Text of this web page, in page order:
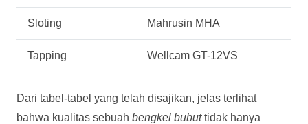
Sloting Mahrusin MHA
Tapping Wellcam GT-12VS
Dari tabel-tabel yang telah disajikan, jelas terlihat
bahwa kualitas sebuah bengkel bubuttidak hanya